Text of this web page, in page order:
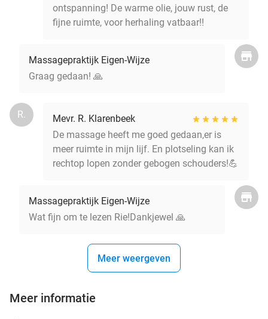
ontspanning! De warme olie, jouw rust, de
fijne ruimte, voor herhaling vatbaar!!
Massagepraktijk Eigen-Wijze
Graag gedaan! 🙏
R.
Mevr. R. Klarenbeek
De massage heeft me goed gedaan,er is
meer ruimte in mijn lijf. En plotseling kan ik
rechtop lopen zonder gebogen schouders!💪
Massagepraktijk Eigen-Wijze
Wat fijn om te lezen Rie!Dankjewel 🙏
Meer weergeven
Meer informatie